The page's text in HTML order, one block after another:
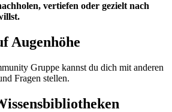
vertiefen oder gezielt nach
Augenhöhe
Gruppe kannst du dich mit anderen
Fragen stellen.